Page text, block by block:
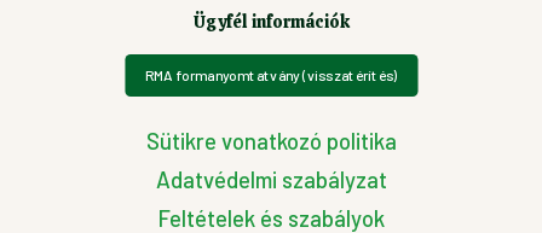
Ügyfél információk
RMA formanyomtatvány (visszatérítés)
Sütikre vonatkozó politika
Adatvédelmi szabályzat
Feltételek és szabályok